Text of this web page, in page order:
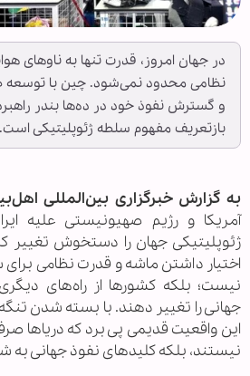
در جهان امروز، قدرت تنها به ناوهای
نظامی محدود نمی‌شود. چین با توسعه
و گسترش نفوذ خود در ده‌ها بندر
بازتعریف مفهوم سلطه ژئوپلیتیکی است.
به گزارش خبرگزاری بین‌المللی
آمریکا و رژیم صهیونیستی علیه
ژئوپلیتیکی جهان را دستخوش تغییر
اختیار داشتن ماشه و قدرت نظامی
نیست؛ بلکه کشورها از راه‌های
جهانی را تغییر دهند. با بسته شدن
این واقعیت قدیمی پی برد که دریاها
نیستند، بلکه کلیدهای نفوذ جهانی به